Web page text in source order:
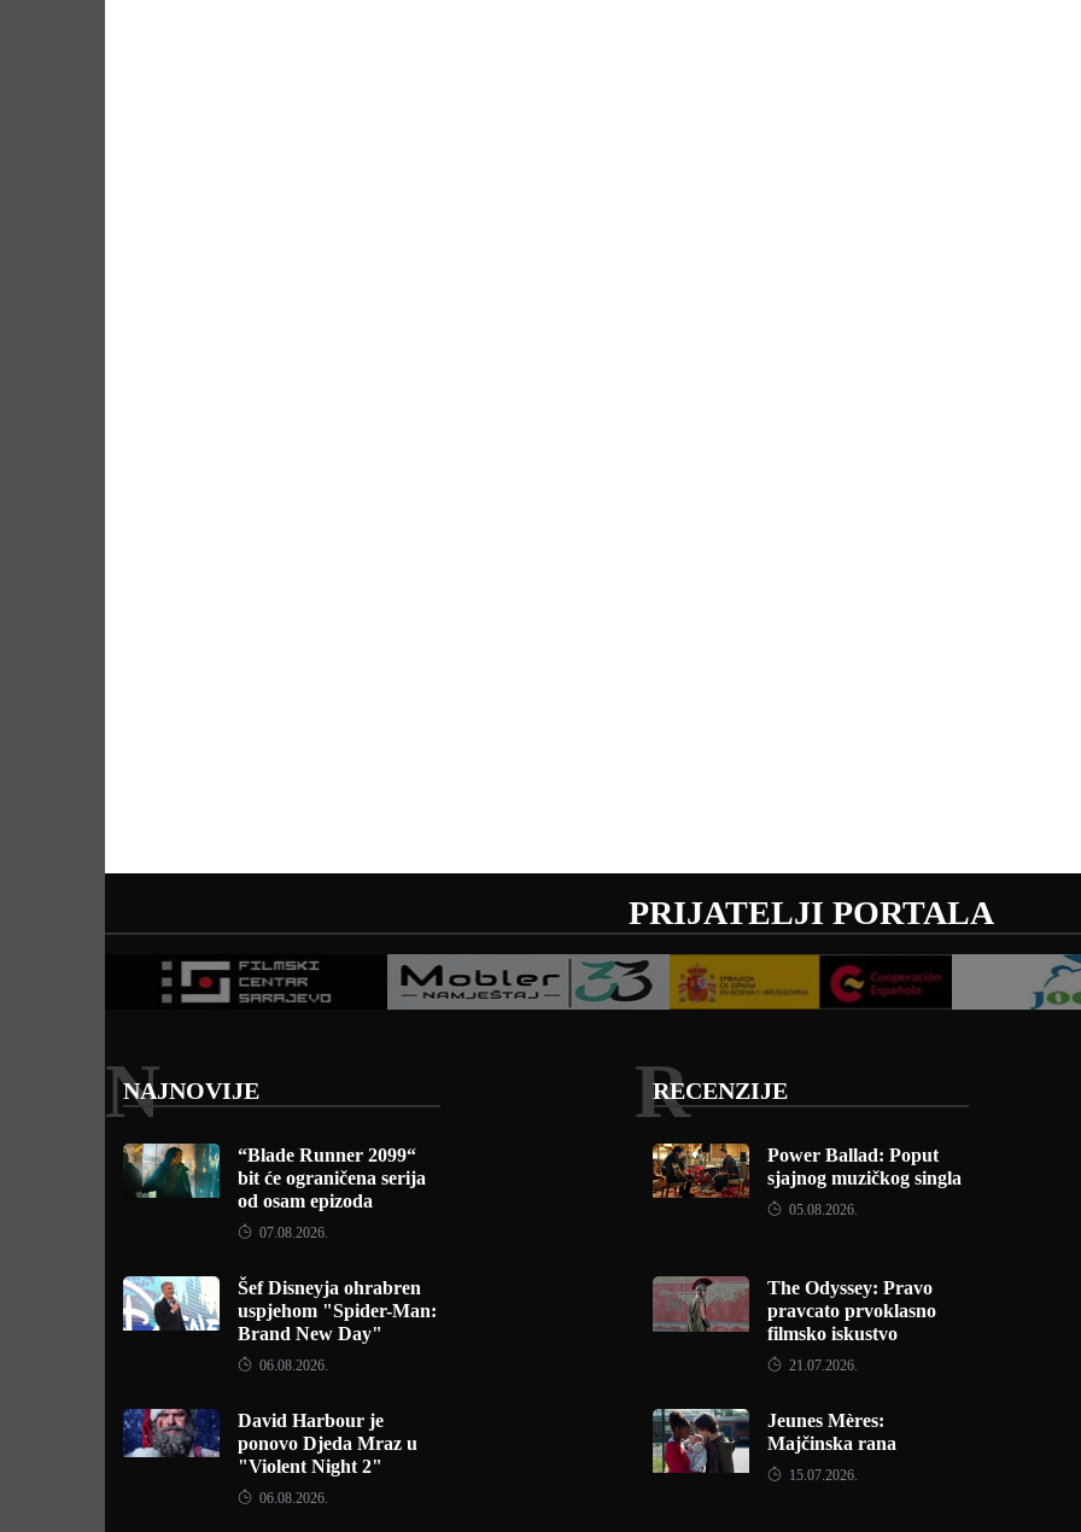
PRIJATELJI PORTALA
NAJNOVIJE
N
“Blade Runner 2099“
bit će ograničena serija
od osam epizoda
07.08.2026.
Šef Disneyja ohrabren
uspjehom "Spider-Man:
Brand New Day"
06.08.2026.
David Harbour je
ponovo Djeda Mraz u
"Violent Night 2"
06.08.2026.
RECENZIJE
R
Power Ballad: Poput
sjajnog muzičkog singla
05.08.2026.
The Odyssey: Pravo
pravcato prvoklasno
filmsko iskustvo
21.07.2026.
Jeunes Mères:
Majčinska rana
15.07.2026.